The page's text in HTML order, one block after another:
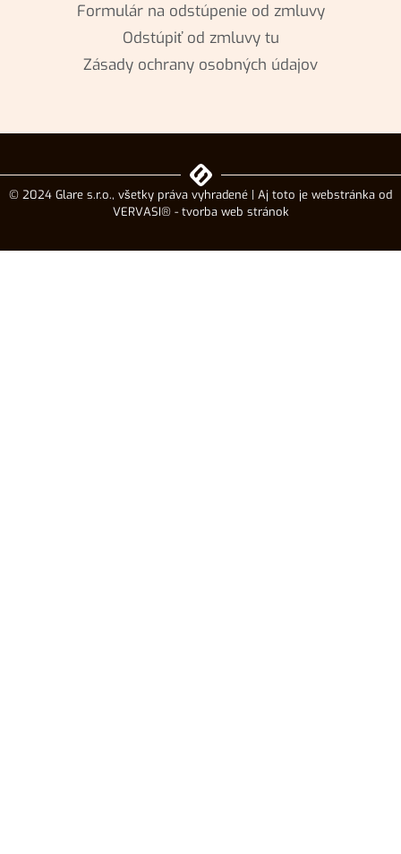
Formulár na odstúpenie od zmluvy
Odstúpiť od zmluvy tu
Zásady ochrany osobných údajov
© 2024 Glare s.r.o., všetky práva vyhradené | Aj toto je webstránka od
VERVASI® - tvorba web stránok